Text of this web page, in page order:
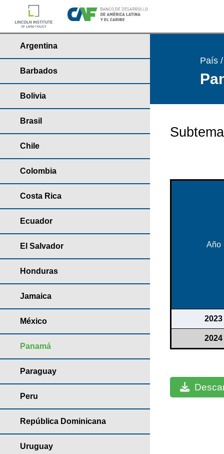
Argentina
Barbados
Bolivia
Brasil
Chile
Colombia
Costa Rica
Ecuador
El Salvador
Honduras
Jamaica
México
Panamá
Paraguay
Peru
República Dominicana
Uruguay
País
Año
2023
2024